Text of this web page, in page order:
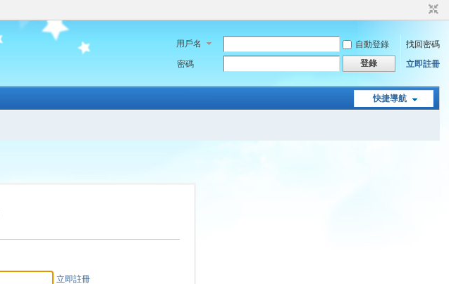
用戶名 自動登錄
找回密碼
密碼
登錄 立即註冊
快捷導航
立即註冊